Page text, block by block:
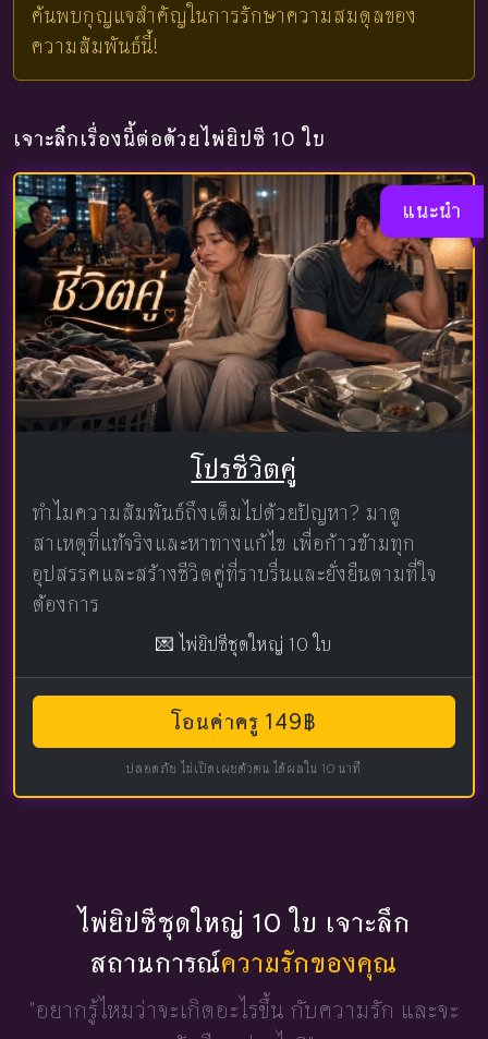
ค้นพบกุญแจสำคัญในการรักษาความสมดุลของ
ความสัมพันธ์นี้!
เจาะลึกเรื่องนี้ต่อด้วยไพ่ยิปซี 10 ใบ
แนะนำ
โปรชีวิตคู่
ทำไมความสัมพันธ์ถึงเต็มไปด้วยปัญหา? มาดู
สาเหตุที่แท้จริงและหาทางแก้ไข เพื่อก้าวข้ามทุก
อุปสรรคและสร้างชีวิตคู่ที่ราบรื่นและยั่งยืนตามที่ใจ
ต้องการ
💌 ไพ่ยิปซีชุดใหญ่ 10 ใบ
โอนค่าครู 149฿
ปลอดภัย ไม่เปิดเผยตัวตน ได้ผลใน 10 นาที
ไพ่ยิปซีชุดใหญ่ 10 ใบ เจาะลึก
สถานการณ์ความรักของคุณ
"อยากรู้ไหมว่าจะเกิดอะไรขึ้น กับความรัก และจะ